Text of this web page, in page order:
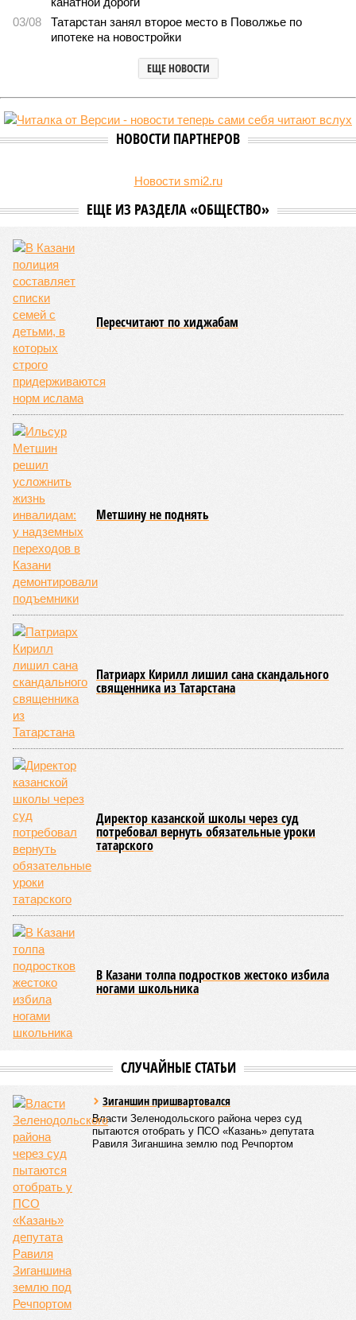
03/08
Татарстан занял второе место в Поволжье по
ипотеке на новостройки
ЕЩЕ НОВОСТИ
НОВОСТИ ПАРТНЕРОВ
Новости smi2.ru
ЕЩЕ ИЗ РАЗДЕЛА «ОБЩЕСТВО»
Пересчитают по хиджабам
Метшину не поднять
Патриарх Кирилл лишил сана скандального
священника из Татарстана
Директор казанской школы через суд
потребовал вернуть обязательные уроки
татарского
В Казани толпа подростков жестоко избила
ногами школьника
СЛУЧАЙНЫЕ СТАТЬИ
Зиганшин пришвартовался
Власти Зеленодольского района через суд
пытаются отобрать у ПСО «Казань» депутата
Равиля Зиганшина землю под Речпортом